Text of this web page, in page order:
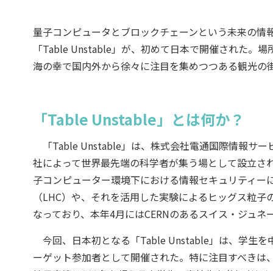
量子コンピュータとブロックチェーンという未来の
「Table Unstable」が、初めて日本で開催された。
海の幸で国内外から徐々に注目を集めつつある観光
「Table Unstable」とは何か？
「Table Unstable」は、株式会社電通国際情報サー
社によって世界最先端の科学者が集う場として設立
子コンピューター環境下における情報セキュリティ
（LHC）や、それを活用した実験によるヒッグス粒
なっており、本年4月にはCERNのあるスイス・ジュ
今回、日本初となる「Table Unstable」は、学生を
ーゲット参加者として開催された。特に注目すべき